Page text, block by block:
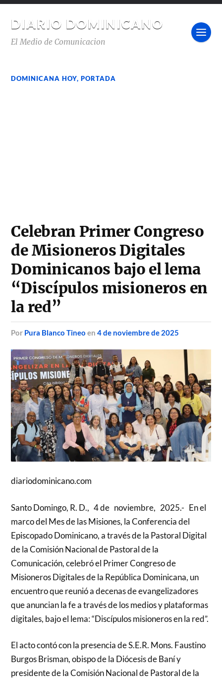
DIARIO DOMINICANO
El Medio de Comunicacion
DOMINICANA HOY,PORTADA
Celebran Primer Congreso
de Misioneros Digitales
Dominicanos bajo el lema
“Discípulos misioneros en
la red”
por Pura Blanco Tineo en4 de noviembre de 2025
diariodominicano.com
Santo Domingo, R. D., 4 de noviembre, 2025.- En el
marco del Mes de las Misiones, la Conferencia del
Episcopado Dominicano, a través de la Pastoral Digital
de la Comisión Nacional de Pastoral de la
Comunicación, celebró el Primer Congreso de
Misioneros Digitales de la República Dominicana, un
encuentro que reunió a decenas de evangelizadores
que anuncian la fe a través de los medios y plataformas
digitales, bajo el lema: “Discípulos misioneros en la red”.
El acto contó con la presencia de S.E.R. Mons. Faustino
Burgos Brisman, obispo de la Diócesis de Baní y
presidente de la Comisión Nacional de Pastoral de la